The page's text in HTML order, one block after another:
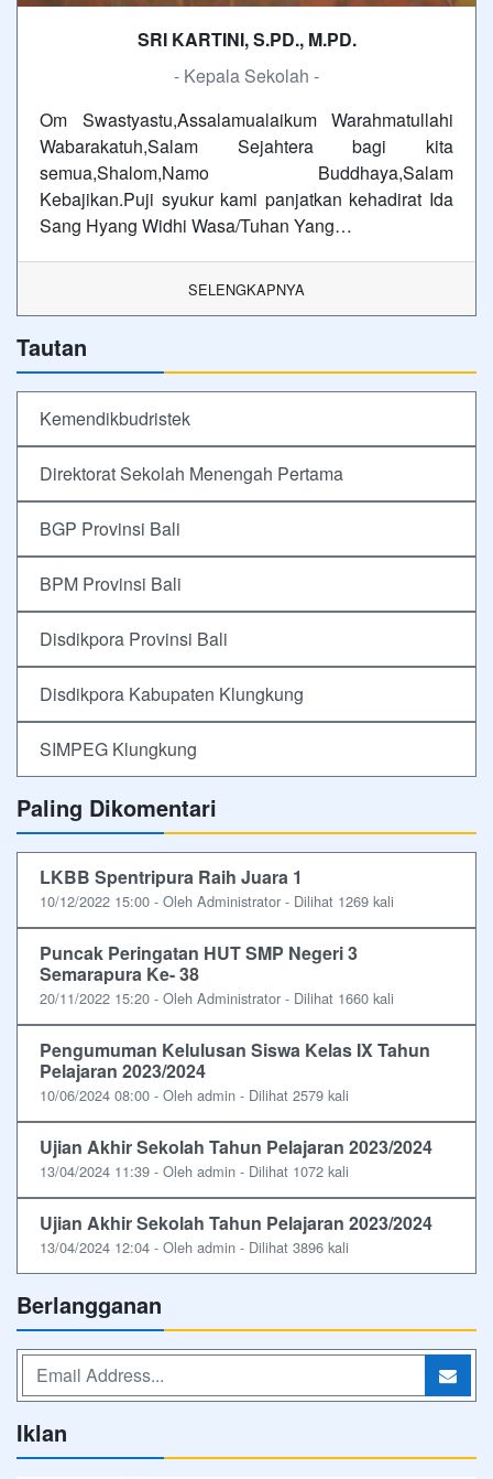
SRI KARTINI, S.PD., M.PD.
- Kepala Sekolah -
Om Swastyastu,Assalamualaikum Warahmatullahi
Wabarakatuh,Salam Sejahtera bagi kita
semua,Shalom,Namo Buddhaya,Salam
Kebajikan.Puji syukur kami panjatkan kehadirat Ida
Sang Hyang Widhi Wasa/Tuhan Yang…
SELENGKAPNYA
Tautan
Kemendikbudristek
Direktorat Sekolah Menengah Pertama
BGP Provinsi Bali
BPM Provinsi Bali
Disdikpora Provinsi Bali
Disdikpora Kabupaten Klungkung
SIMPEG Klungkung
Paling Dikomentari
LKBB Spentripura Raih Juara 1
10/12/2022 15:00 - Oleh Administrator - Dilihat 1269 kali
Puncak Peringatan HUT SMP Negeri 3
Semarapura Ke- 38
20/11/2022 15:20 - Oleh Administrator - Dilihat 1660 kali
Pengumuman Kelulusan Siswa Kelas IX Tahun
Pelajaran 2023/2024
10/06/2024 08:00 - Oleh admin - Dilihat 2579 kali
Ujian Akhir Sekolah Tahun Pelajaran 2023/2024
13/04/2024 11:39 - Oleh admin - Dilihat 1072 kali
Ujian Akhir Sekolah Tahun Pelajaran 2023/2024
13/04/2024 12:04 - Oleh admin - Dilihat 3896 kali
Berlangganan
Iklan